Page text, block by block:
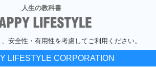
人生の教科書
安全性・有用性を考慮してご利用ください。
LIFESTYLE CORPORATION